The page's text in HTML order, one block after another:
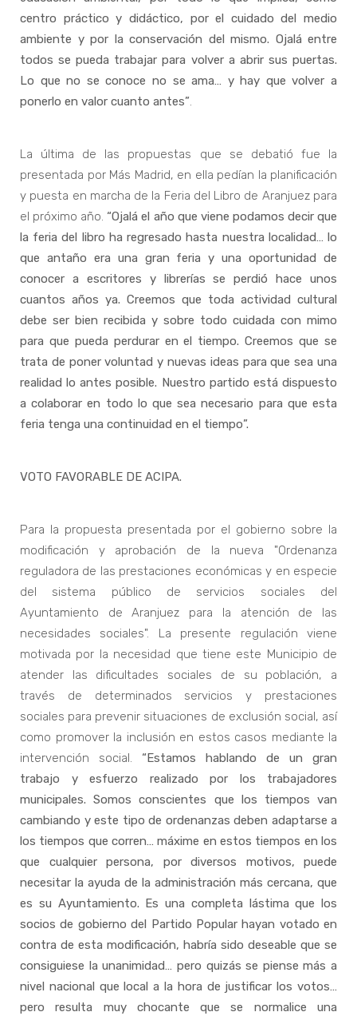
centro práctico y didáctico, por el cuidado del medio
ambiente y por la conservación del mismo. Ojalá entre
todos se pueda trabajar para volver a abrir sus puertas.
Lo que no se conoce no se ama… y hay que volver a
ponerlo en valor cuanto antes”.
La última de las propuestas que se debatió fue la
presentada por Más Madrid, en ella pedían la planificación
y puesta en marcha de la Feria del Libro de Aranjuez para
el próximo año. “Ojalá el año que viene podamos decir que
la feria del libro ha regresado hasta nuestra localidad… lo
que antaño era una gran feria y una oportunidad de
conocer a escritores y librerías se perdió hace unos
cuantos años ya. Creemos que toda actividad cultural
debe ser bien recibida y sobre todo cuidada con mimo
para que pueda perdurar en el tiempo. Creemos que se
trata de poner voluntad y nuevas ideas para que sea una
realidad lo antes posible. Nuestro partido está dispuesto
a colaborar en todo lo que sea necesario para que esta
feria tenga una continuidad en el tiempo”.
VOTO FAVORABLE DE ACIPA.
Para la propuesta presentada por el gobierno sobre la
modificación y aprobación de la nueva "Ordenanza
reguladora de las prestaciones económicas y en especie
del sistema público de servicios sociales del
Ayuntamiento de Aranjuez para la atención de las
necesidades sociales". La presente regulación viene
motivada por la necesidad que tiene este Municipio de
atender las dificultades sociales de su población, a
través de determinados servicios y prestaciones
sociales para prevenir situaciones de exclusión social, así
como promover la inclusión en estos casos mediante la
intervención social. “Estamos hablando de un gran
trabajo y esfuerzo realizado por los trabajadores
municipales. Somos conscientes que los tiempos van
cambiando y este tipo de ordenanzas deben adaptarse a
los tiempos que corren… máxime en estos tiempos en los
que cualquier persona, por diversos motivos, puede
necesitar la ayuda de la administración más cercana, que
es su Ayuntamiento. Es una completa lástima que los
socios de gobierno del Partido Popular hayan votado en
contra de esta modificación, habría sido deseable que se
consiguiese la unanimidad… pero quizás se piense más a
nivel nacional que local a la hora de justificar los votos…
pero resulta muy chocante que se normalice una